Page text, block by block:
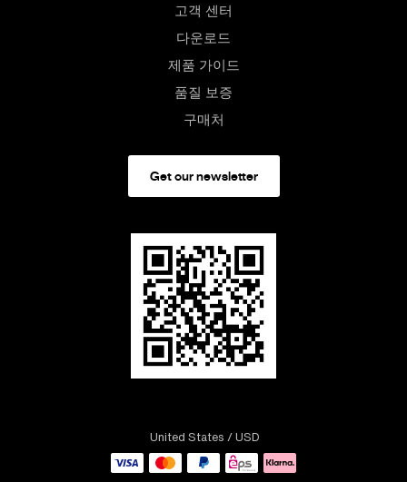
고객 센터
다운로드
제품 가이드
품질 보증
구매처
Get our newsletter
United States / USD